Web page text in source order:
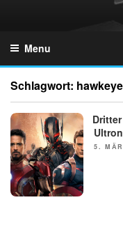
Menu
Schlagwort: hawkeye
NEWS
5.